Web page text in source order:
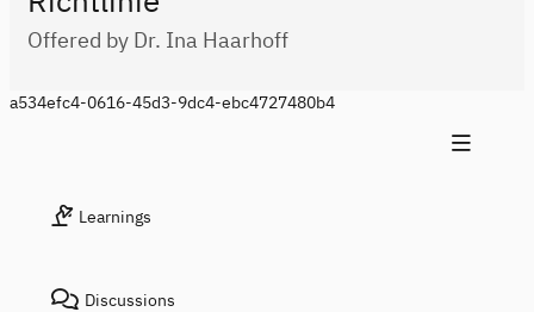
Offered by Dr. Ina Haarhoff
a534efc4-0616-45d3-9dc4-ebc4727480b4
Learnings
Discussions